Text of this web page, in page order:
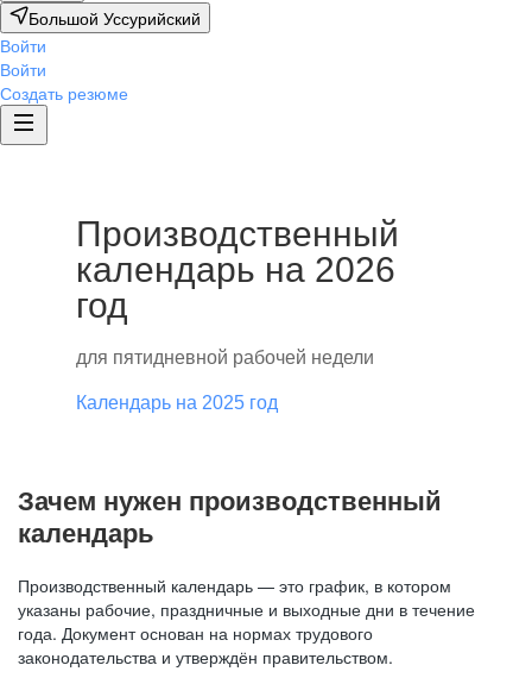
Большой Уссурийский
Войти
Войти
Создать резюме
Производственный
календарь на 2026
год
для пятидневной рабочей недели
Календарь на 2025 год
Зачем нужен производственный
календарь
Производственный календарь — это график, в котором
указаны рабочие, праздничные и выходные дни в течение
года. Документ основан на нормах трудового
законодательства и утверждён правительством.